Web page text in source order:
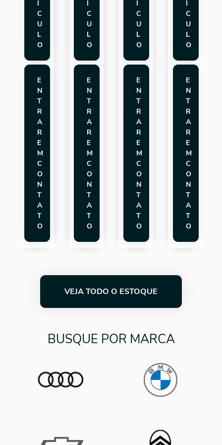
Í
C
U
L
O
E
N
T
R
A
R
E
M
C
O
N
T
A
T
O
Í
C
U
L
O
E
N
T
R
A
R
E
M
C
O
N
T
A
T
O
Í
C
U
L
O
E
N
T
R
A
R
E
M
C
O
N
T
A
T
O
Í
C
U
L
O
E
N
T
R
A
R
E
M
C
O
N
T
A
T
O
VEJA TODO O ESTOQUE
BUSQUE POR MARCA